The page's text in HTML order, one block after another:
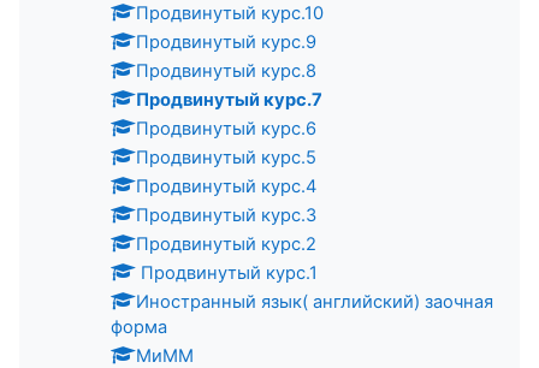
Продвинутый курс.10
Продвинутый курс.9
Продвинутый курс.8
Продвинутый курс.7
Продвинутый курс.6
Продвинутый курс.5
Продвинутый курс.4
Продвинутый курс.3
Продвинутый курс.2
Продвинутый курс.1
Иностранный язык( английский) заочная
форма
МиММ